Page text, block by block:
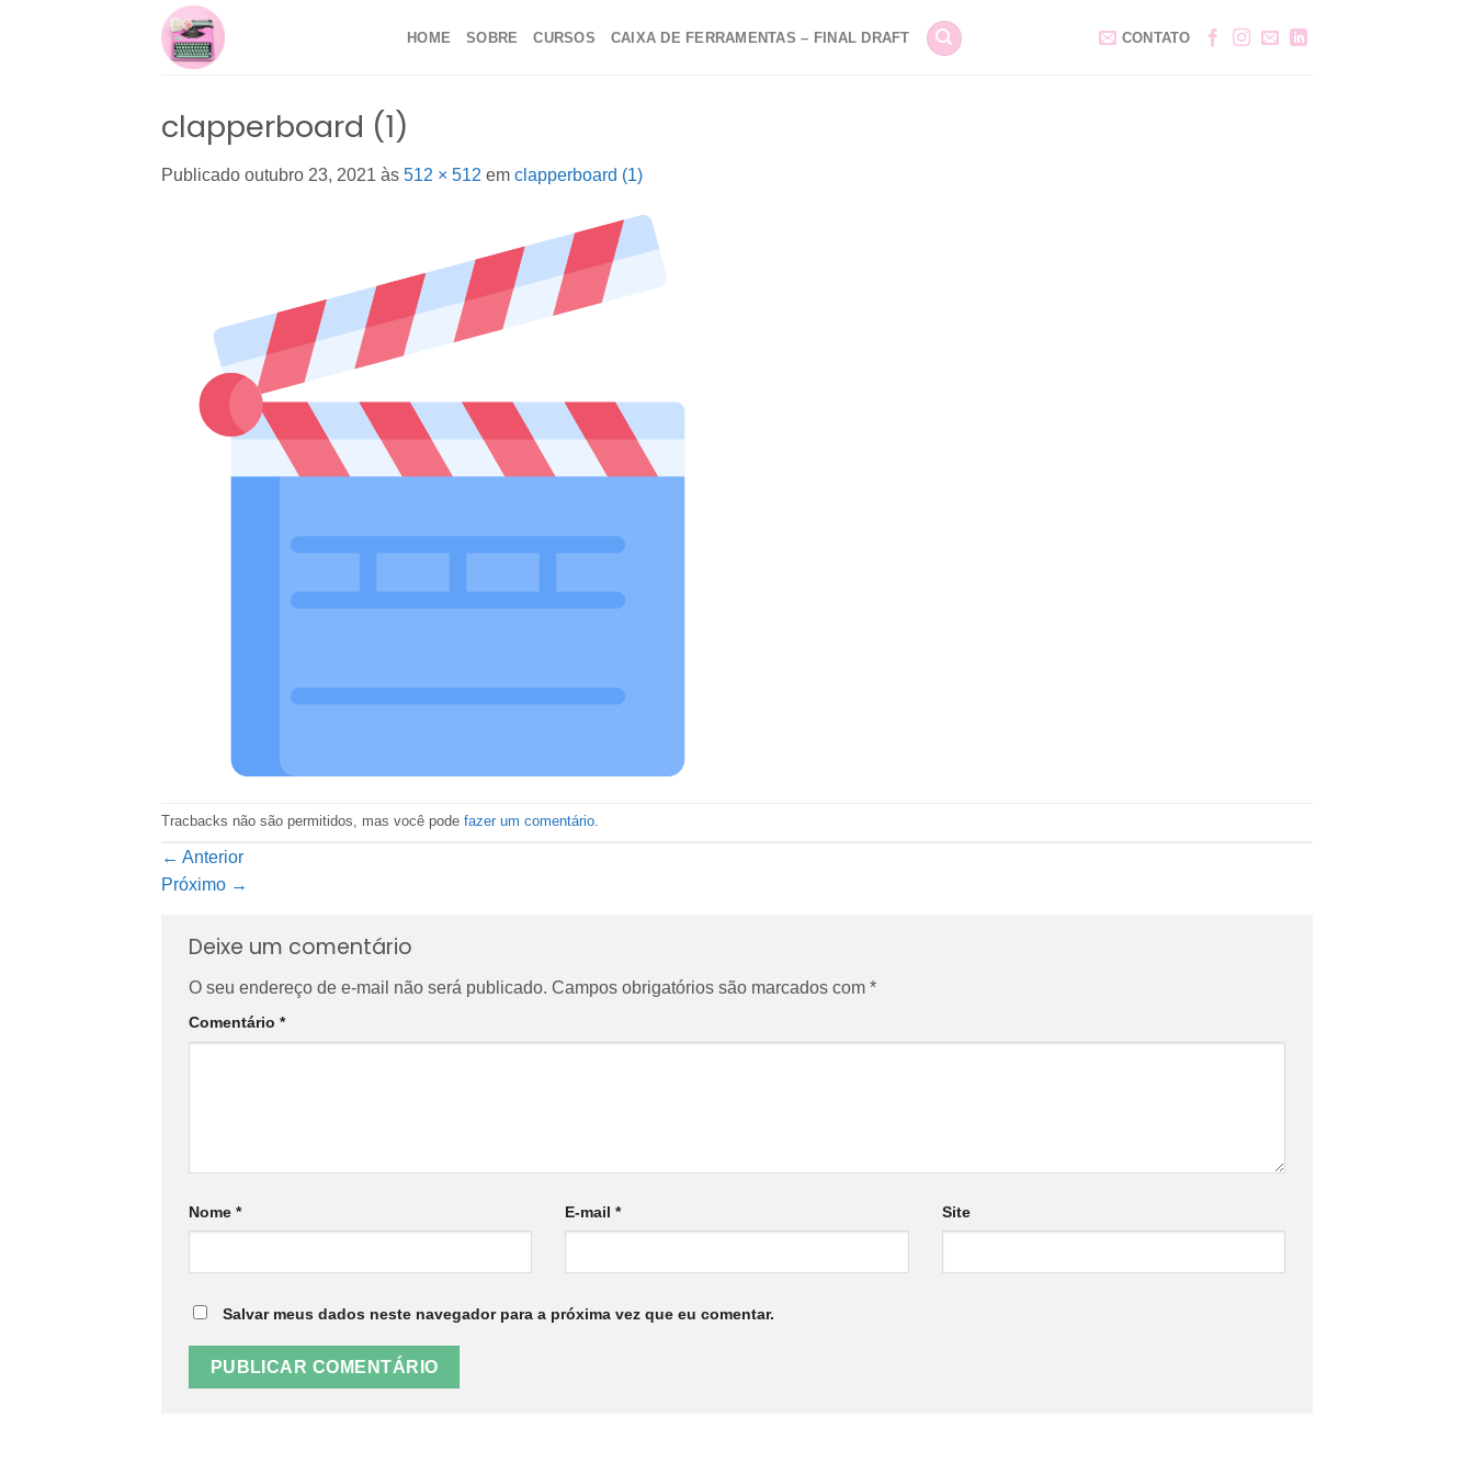
HOME SOBRE CURSOS CAIXA DE FERRAMENTAS – FINAL DRAFT CONTATO
clapperboard (1)
Publicado outubro 23, 2021 às 512 × 512 em clapperboard (1)
Tracbacks não são permitidos, mas você pode fazer um comentário
← Anterior
Próximo →
Deixe um comentário
O seu endereço de e-mail não será publicado. Campos obrigatórios são marcados com *
Comentário *
Nome * E-mail* Site
Salvar meus dados neste navegador para a próxima vez que eu comentar.